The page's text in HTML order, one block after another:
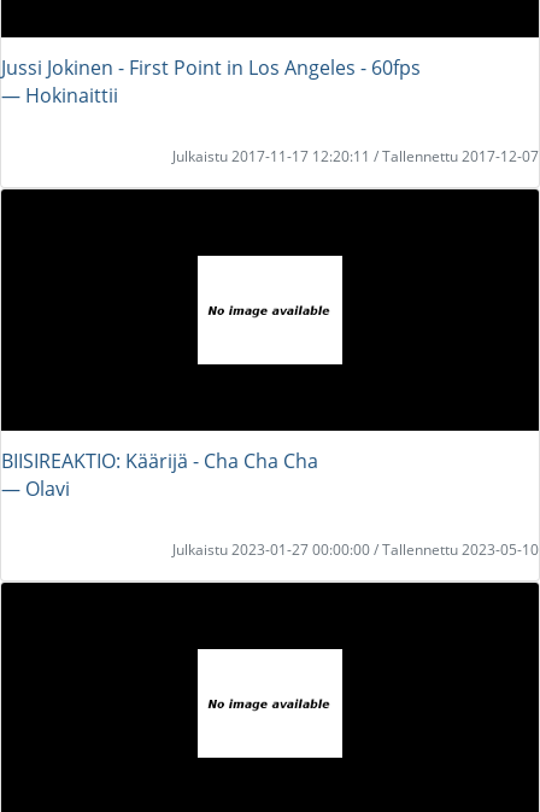
Jussi Jokinen - First Point in Los Angeles - 60fps
― Hokinaittii
Julkaistu 2017-11-17 12:20:11 / Tallennettu 2017-12-07
BIISIREAKTIO: Käärijä - Cha Cha Cha
― Olavi
Julkaistu 2023-01-27 00:00:00 / Tallennettu 2023-05-10